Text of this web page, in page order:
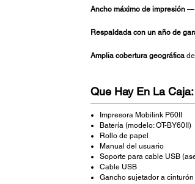
Ancho máximo de impresión—
Respaldada con un año de
Amplia cobertura geográficade
Que Hay En La Caja:
Impresora Mobilink P60II
Batería (modelo: OT-BY60II)
Rollo de papel
Manual del usuario
Soporte para cable USB
Cable USB
Gancho sujetador a